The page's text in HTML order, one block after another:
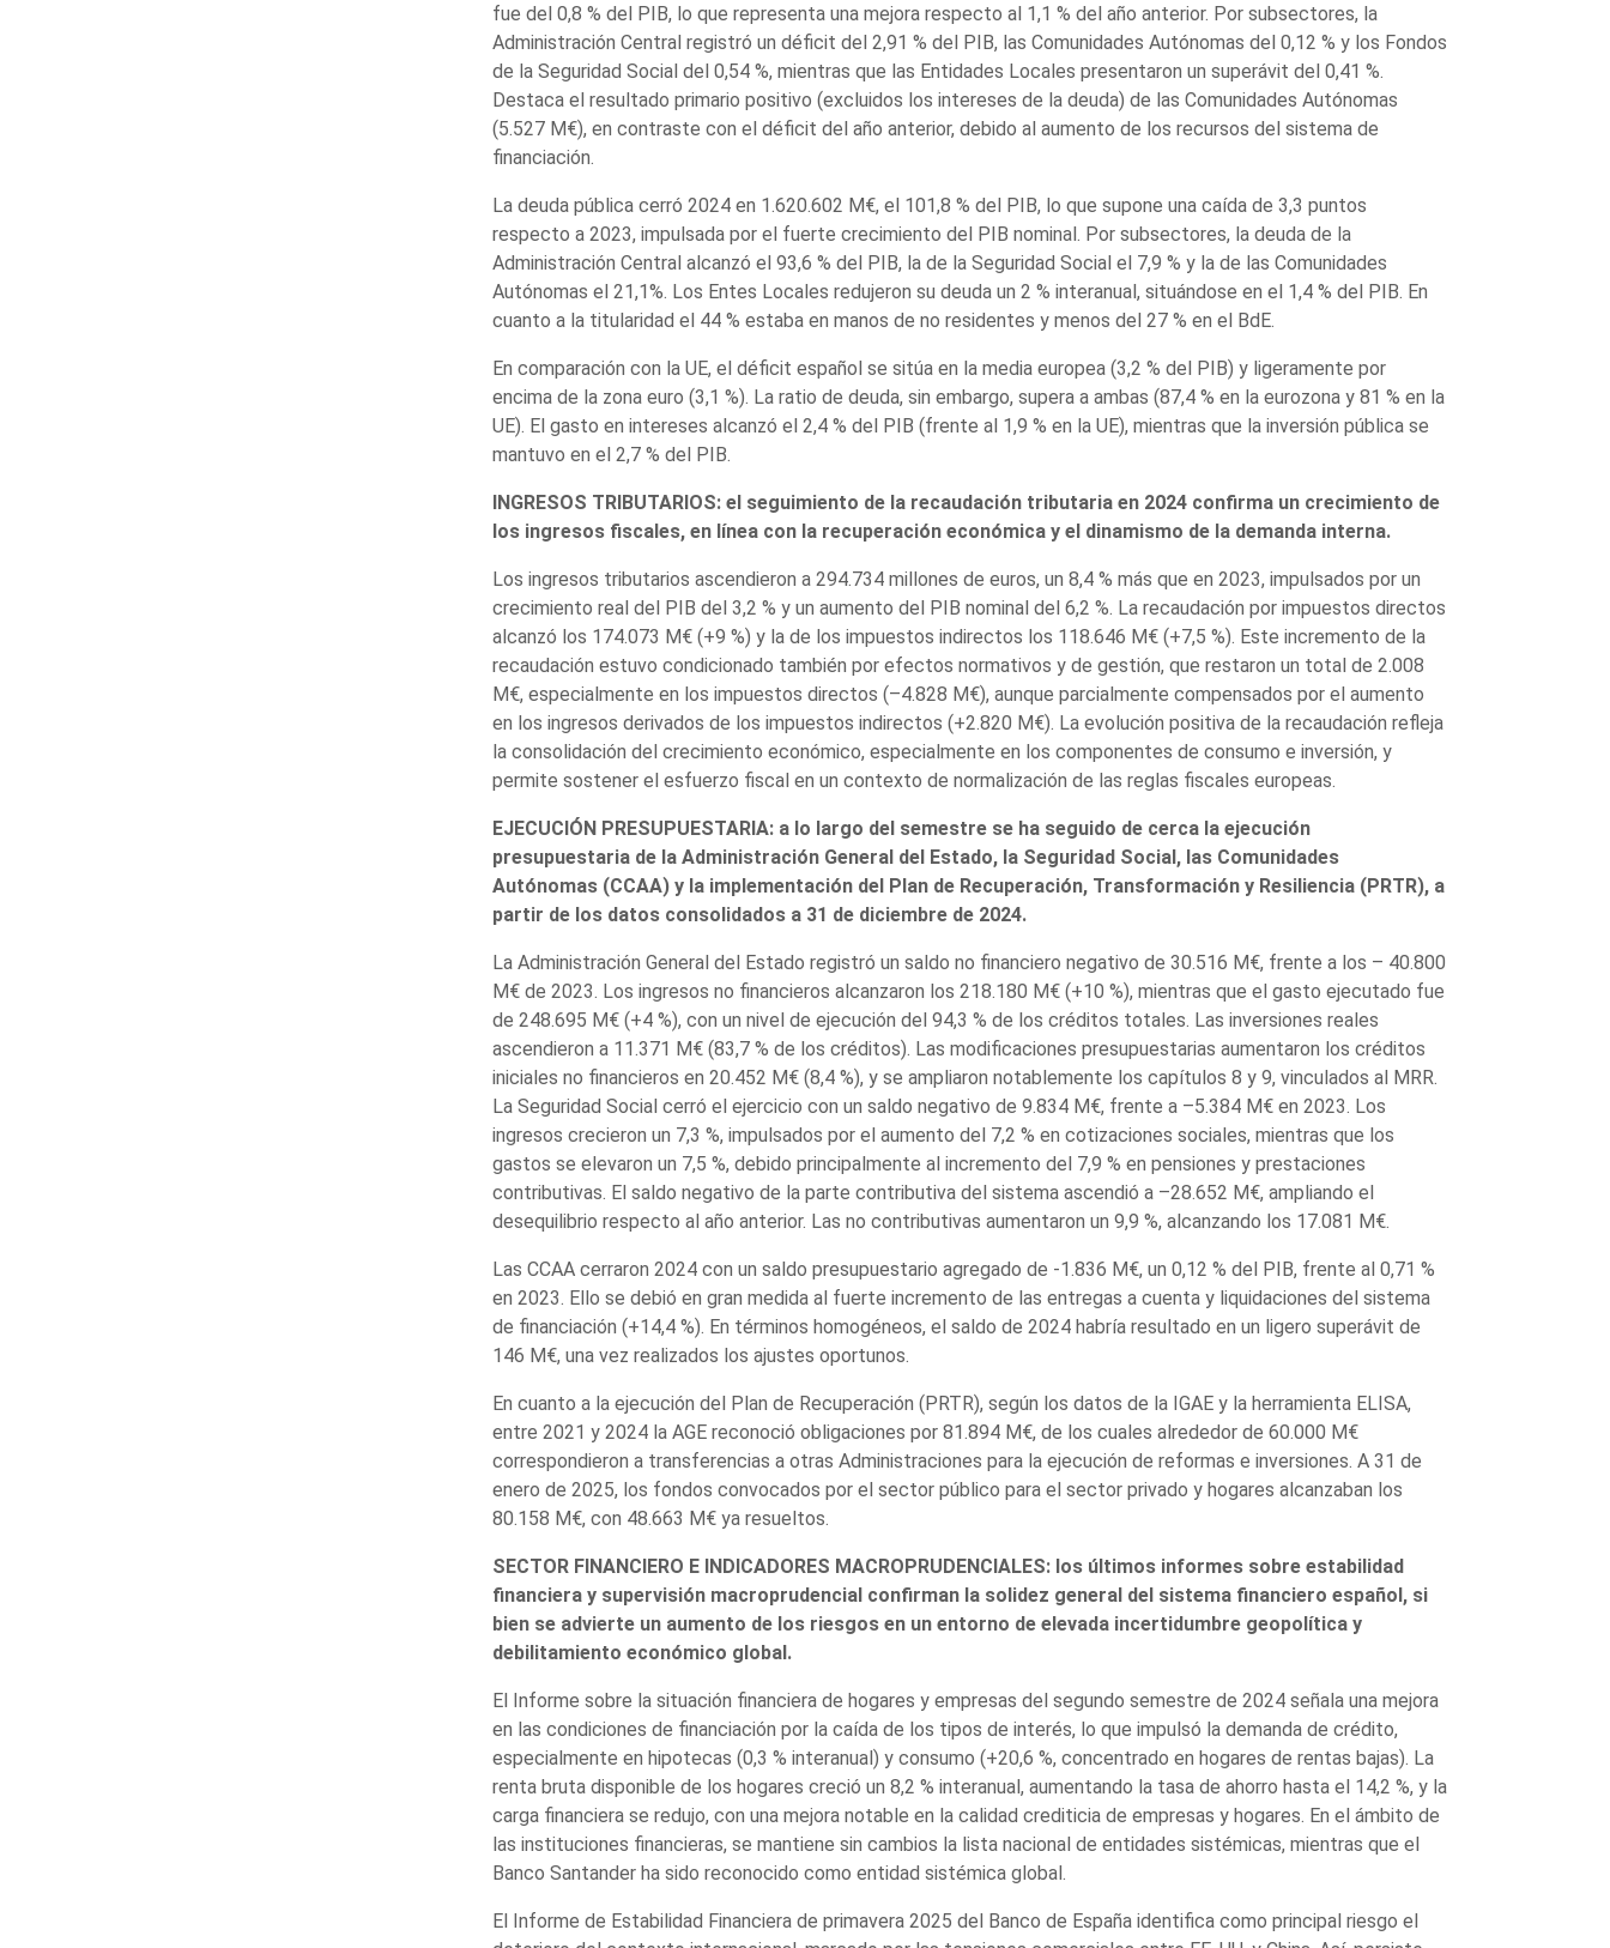
fue del 0,8 % del PIB, lo que representa una mejora respecto al 1,1 % del año anterior. Por subsectores, la
Administración Central registró un déficit del 2,91 % del PIB, las Comunidades Autónomas del 0,12 % y los Fondos
de la Seguridad Social del 0,54 %, mientras que las Entidades Locales presentaron un superávit del 0,41 %.
Destaca el resultado primario positivo (excluidos los intereses de la deuda) de las Comunidades Autónomas
(5.527 M€), en contraste con el déficit del año anterior, debido al aumento de los recursos del sistema de
financiación.
La deuda pública cerró 2024 en 1.620.602 M€, el 101,8 % del PIB, lo que supone una caída de 3,3 puntos
respecto a 2023, impulsada por el fuerte crecimiento del PIB nominal. Por subsectores, la deuda de la
Administración Central alcanzó el 93,6 % del PIB, la de la Seguridad Social el 7,9 % y la de las Comunidades
Autónomas el 21,1%. Los Entes Locales redujeron su deuda un 2 % interanual, situándose en el 1,4 % del PIB. En
cuanto a la titularidad el 44 % estaba en manos de no residentes y menos del 27 % en el BdE.
En comparación con la UE, el déficit español se sitúa en la media europea (3,2 % del PIB) y ligeramente por
encima de la zona euro (3,1 %). La ratio de deuda, sin embargo, supera a ambas (87,4 % en la eurozona y 81 % en la
UE). El gasto en intereses alcanzó el 2,4 % del PIB (frente al 1,9 % en la UE), mientras que la inversión pública se
mantuvo en el 2,7 % del PIB.
INGRESOS TRIBUTARIOS: el seguimiento de la recaudación tributaria en 2024 confirma un crecimiento de
los ingresos fiscales, en línea con la recuperación económica y el dinamismo de la demanda interna.
Los ingresos tributarios ascendieron a 294.734 millones de euros, un 8,4 % más que en 2023, impulsados por un
crecimiento real del PIB del 3,2 % y un aumento del PIB nominal del 6,2 %. La recaudación por impuestos directos
alcanzó los 174.073 M€ (+9 %) y la de los impuestos indirectos los 118.646 M€ (+7,5 %). Este incremento de la
recaudación estuvo condicionado también por efectos normativos y de gestión, que restaron un total de 2.008
M€, especialmente en los impuestos directos (–4.828 M€), aunque parcialmente compensados por el aumento
en los ingresos derivados de los impuestos indirectos (+2.820 M€). La evolución positiva de la recaudación refleja
la consolidación del crecimiento económico, especialmente en los componentes de consumo e inversión, y
permite sostener el esfuerzo fiscal en un contexto de normalización de las reglas fiscales europeas.
EJECUCIÓN PRESUPUESTARIA: a lo largo del semestre se ha seguido de cerca la ejecución
presupuestaria de la Administración General del Estado, la Seguridad Social, las Comunidades
Autónomas (CCAA) y la implementación del Plan de Recuperación, Transformación y Resiliencia (PRTR), a
partir de los datos consolidados a 31 de diciembre de 2024.
La Administración General del Estado registró un saldo no financiero negativo de 30.516 M€, frente a los – 40.800
M€ de 2023. Los ingresos no financieros alcanzaron los 218.180 M€ (+10 %), mientras que el gasto ejecutado fue
de 248.695 M€ (+4 %), con un nivel de ejecución del 94,3 % de los créditos totales. Las inversiones reales
ascendieron a 11.371 M€ (83,7 % de los créditos). Las modificaciones presupuestarias aumentaron los créditos
iniciales no financieros en 20.452 M€ (8,4 %), y se ampliaron notablemente los capítulos 8 y 9, vinculados al MRR.
La Seguridad Social cerró el ejercicio con un saldo negativo de 9.834 M€, frente a –5.384 M€ en 2023. Los
ingresos crecieron un 7,3 %, impulsados por el aumento del 7,2 % en cotizaciones sociales, mientras que los
gastos se elevaron un 7,5 %, debido principalmente al incremento del 7,9 % en pensiones y prestaciones
contributivas. El saldo negativo de la parte contributiva del sistema ascendió a –28.652 M€, ampliando el
desequilibrio respecto al año anterior. Las no contributivas aumentaron un 9,9 %, alcanzando los 17.081 M€.
Las CCAA cerraron 2024 con un saldo presupuestario agregado de -1.836 M€, un 0,12 % del PIB, frente al 0,71 %
en 2023. Ello se debió en gran medida al fuerte incremento de las entregas a cuenta y liquidaciones del sistema
de financiación (+14,4 %). En términos homogéneos, el saldo de 2024 habría resultado en un ligero superávit de
146 M€, una vez realizados los ajustes oportunos.
En cuanto a la ejecución del Plan de Recuperación (PRTR), según los datos de la IGAE y la herramienta ELISA,
entre 2021 y 2024 la AGE reconoció obligaciones por 81.894 M€, de los cuales alrededor de 60.000 M€
correspondieron a transferencias a otras Administraciones para la ejecución de reformas e inversiones. A 31 de
enero de 2025, los fondos convocados por el sector público para el sector privado y hogares alcanzaban los
80.158 M€, con 48.663 M€ ya resueltos.
SECTOR FINANCIERO E INDICADORES MACROPRUDENCIALES: los últimos informes sobre estabilidad
financiera y supervisión macroprudencial confirman la solidez general del sistema financiero español, si
bien se advierte un aumento de los riesgos en un entorno de elevada incertidumbre geopolítica y
debilitamiento económico global.
El Informe sobre la situación financiera de hogares y empresas del segundo semestre de 2024 señala una mejora
en las condiciones de financiación por la caída de los tipos de interés, lo que impulsó la demanda de crédito,
especialmente en hipotecas (0,3 % interanual) y consumo (+20,6 %, concentrado en hogares de rentas bajas). La
renta bruta disponible de los hogares creció un 8,2 % interanual, aumentando la tasa de ahorro hasta el 14,2 %, y la
carga financiera se redujo, con una mejora notable en la calidad crediticia de empresas y hogares. En el ámbito de
las instituciones financieras, se mantiene sin cambios la lista nacional de entidades sistémicas, mientras que el
Banco Santander ha sido reconocido como entidad sistémica global.
El Informe de Estabilidad Financiera de primavera 2025 del Banco de España identifica como principal riesgo el